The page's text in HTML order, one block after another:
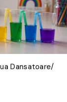
Dansatoare/